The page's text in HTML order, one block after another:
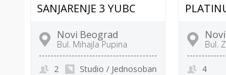
SANJARENJE 3 YUBC
Novi Beograd
Bul. Mihajla Pupina
Studio / Jednosoban
2
Bul.
4